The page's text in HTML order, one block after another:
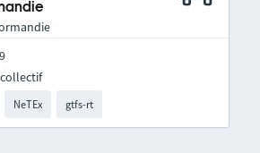
NeTEx gtfs-rt